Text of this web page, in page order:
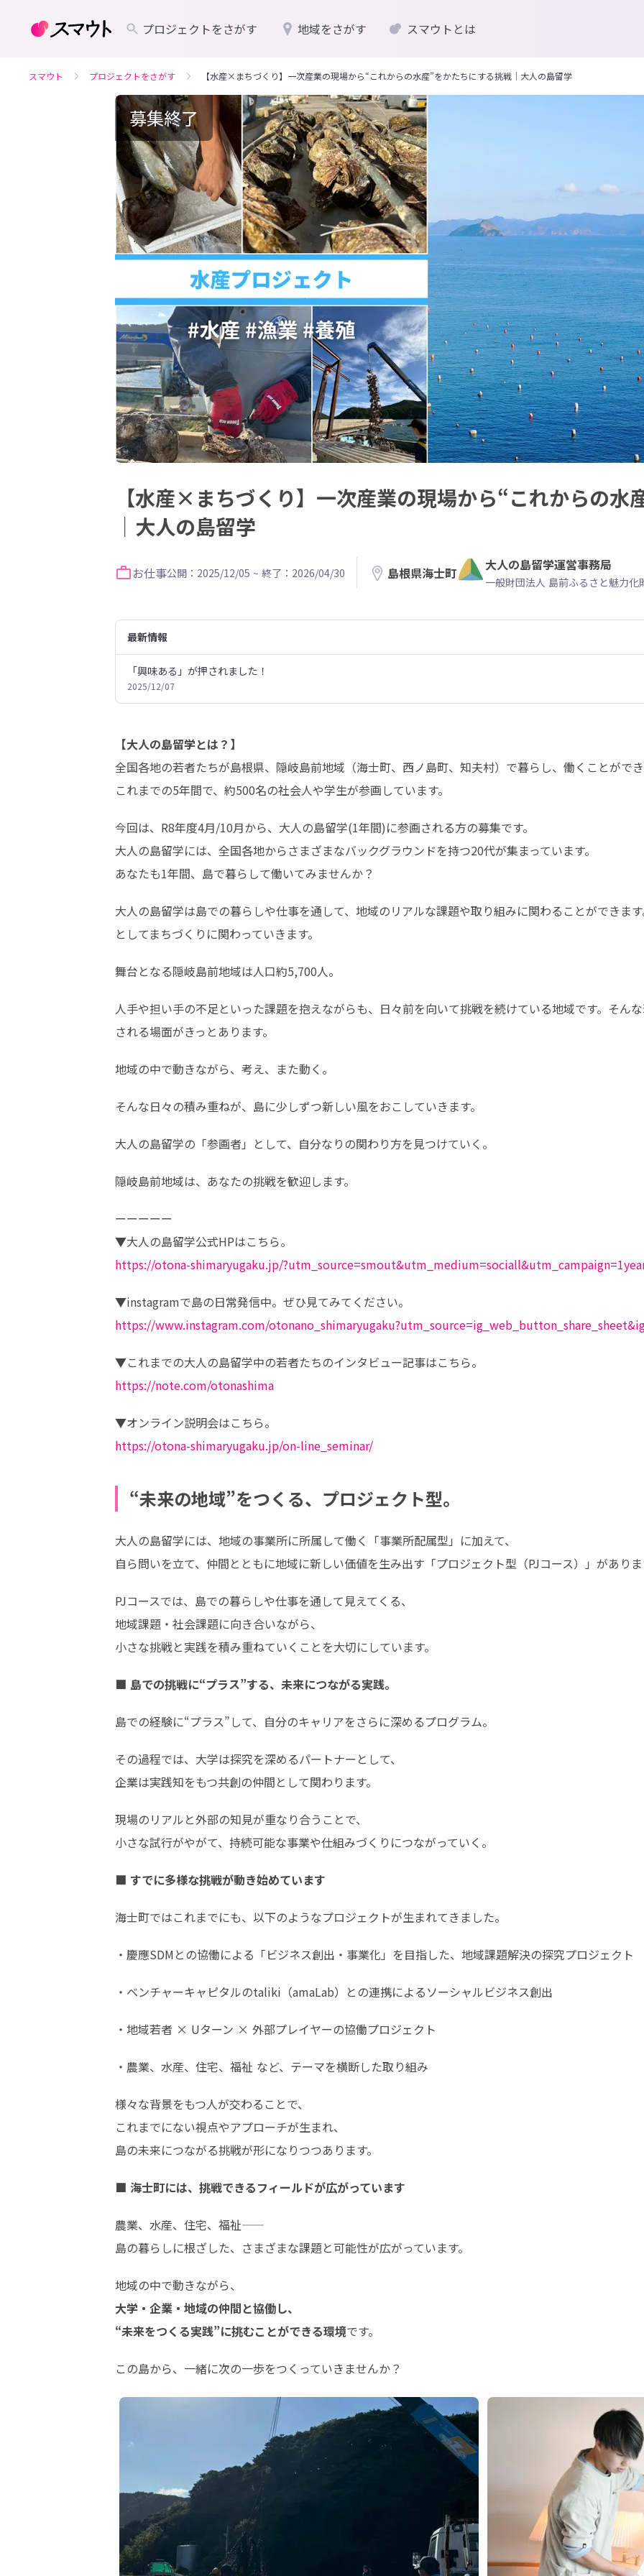
プロジェクトをさがす 地域をさがす スマウトとは
スマウト プロジェクトをさがす 【水産×まちづくり】一次産業の現場から“これからの水産”をかたちにする挑戦｜大人の島留学
募集終了
【水産×まちづくり】一次産業の現場から“これからの水
｜大人の島留学
お仕事公開：2025/12/05 ~ 終了：2026/04/30 島根県海士町 大人の島留学運営事務局
一般財団法人 島前ふるさと魅力
最新情報
「興味ある」が押されました！
2025/12/07
【大人の島留学とは？】
全国各地の若者たちが島根県、隠岐島前地域（海士町、西ノ島町、知夫村）で暮らし、働くことができ
これまでの5年間で、約500名の社会人や学生が参画しています。
今回は、R8年度4月/10月から、大人の島留学(1年間)に参画される方の募集です。
大人の島留学には、全国各地からさまざまなバックグラウンドを持つ20代が集まっています。
あなたも1年間、島で暮らして働いてみませんか？
大人の島留学は島での暮らしや仕事を通して、地域のリアルな課題や取り組みに関わることができま
としてまちづくりに関わっていきます。
舞台となる隠岐島前地域は人口約5,700人。
人手や担い手の不足といった課題を抱えながらも、日々前を向いて挑戦を続けている地域です。そん
される場面がきっとあります。
地域の中で動きながら、考え、また動く。
そんな日々の積み重ねが、島に少しずつ新しい風をおこしていきます。
大人の島留学の「参画者」として、自分なりの関わり方を見つけていく。
隠岐島前地域は、あなたの挑戦を歓迎します。
ーーーーー
https://otona-shimaryugaku.jp/
https://www.instagram.com/
https://note.com/otonashima
https://otona-shimaryugaku.jp/on-line_seminar/
“未来の地域”をつくる、プロジェクト型。
大人の島留学には、地域の事業所に所属して働く「事業所配属型」に加えて、
自ら問いを立て、仲間とともに地域に新しい価値を生み出す「プロジェクト型（PJコース）」がありま
PJコースでは、島での暮らしや仕事を通して見えてくる、
地域課題・社会課題に向き合いながら、
小さな挑戦と実践を積み重ねていくことを大切にしています。
■ 島での挑戦に“プラス”する、未来につながる実践。
島での経験に“プラス”して、自分のキャリアをさらに深めるプログラム。
その過程では、大学は探究を深めるパートナーとして、
企業は実践知をもつ共創の仲間として関わります。
現場のリアルと外部の知見が重なり合うことで、
小さな試行がやがて、持続可能な事業や仕組みづくりにつながっていく。
■ すでに多様な挑戦が動き始めています
海士町ではこれまでにも、以下のようなプロジェクトが生まれてきました。
・慶應SDMとの協働による「ビジネス創出・事業化」を目指した、地域課題解決の探究プロジェクト
・ベンチャーキャピタルのtaliki（amaLab）との連携によるソーシャルビジネス創出
・地域若者 × Uターン × 外部プレイヤーの協働プロジェクト
・農業、水産、住宅、福祉 など、テーマを横断した取り組み
様々な背景をもつ人が交わることで、
これまでにない視点やアプローチが生まれ、
島の未来につながる挑戦が形になりつつあります。
■ 海士町には、挑戦できるフィールドが広がっています
農業、水産、住宅、福祉——
島の暮らしに根ざした、さまざまな課題と可能性が広がっています。
大学・企業・地域の仲間と協働し、
“未来をつくる実践”に挑むことができる環境です。
この島から、一緒に次の一歩をつくっていきませんか？